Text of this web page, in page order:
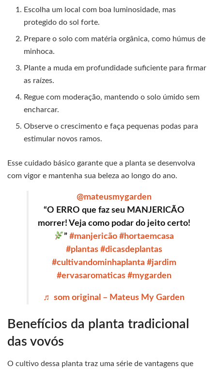
Escolha um local com boa luminosidade, mas
protegido do sol forte.
Prepare o solo com matéria orgânica, como húmus de
minhoca.
Plante a muda em profundidade suficiente para firmar
as raízes.
Regue com moderação, mantendo o solo úmido sem
encharcar.
Observe o crescimento e faça pequenas podas para
estimular novos ramos.
Esse cuidado básico garante que a planta se desenvolva
com vigor e mantenha sua beleza ao longo do ano.
@mateusmygarden
“O ERRO que faz seu MANJERICÃO
morrer! Veja como podar do jeito certo!
” #manjericão #hortaemcasa
#plantas #dicasdeplantas
#cultivandominhaplanta #jardim
#ervasaromaticas #mygarden
♬ som original – Mateus My Garden
Benefícios da planta tradicional
das vovós
O cultivo dessa planta traz uma série de vantagens que